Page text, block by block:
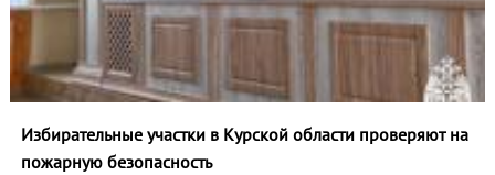
Избирательные участки в Курской области проверяют на
пожарную безопасность